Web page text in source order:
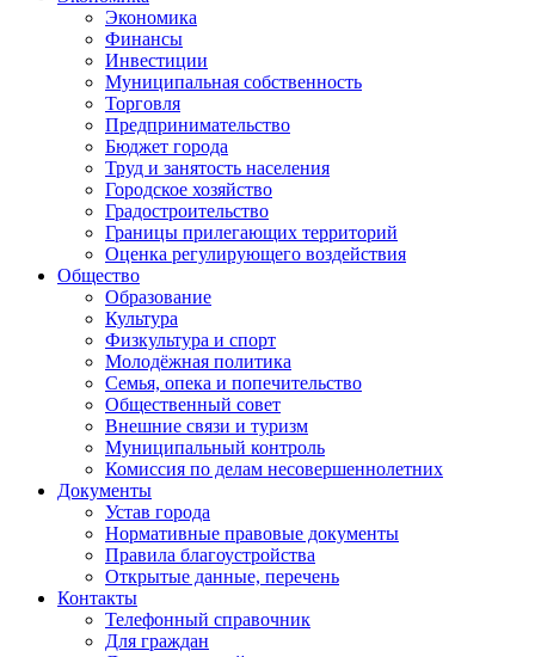
Экономика
Финансы
Инвестиции
Муниципальная собственность
Торговля
Предпринимательство
Бюджет города
Труд и занятость населения
Городское хозяйство
Градостроительство
Границы прилегающих территорий
Оценка регулирующего воздействия
Общество
Образование
Культура
Физкультура и спорт
Молодёжная политика
Семья, опека и попечительство
Общественный совет
Внешние связи и туризм
Муниципальный контроль
Комиссия по делам несовершеннолетних
Документы
Устав города
Нормативные правовые документы
Правила благоустройства
Открытые данные, перечень
Контакты
Телефонный справочник
Для граждан